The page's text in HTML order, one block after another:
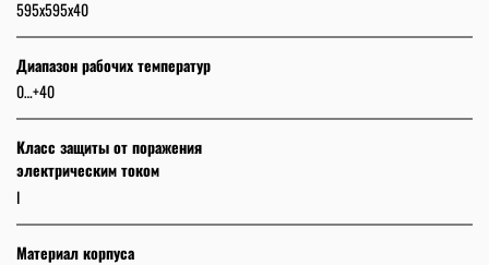
595х595х40
Диапазон рабочих температур
0…+40
Класс защиты от поражения
электрическим током
I
Материал корпуса